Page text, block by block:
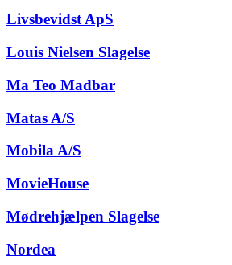
Livsbevidst ApS
Louis Nielsen Slagelse
Ma Teo Madbar
Matas A/S
Mobila A/S
MovieHouse
Mødrehjælpen Slagelse
Nordea